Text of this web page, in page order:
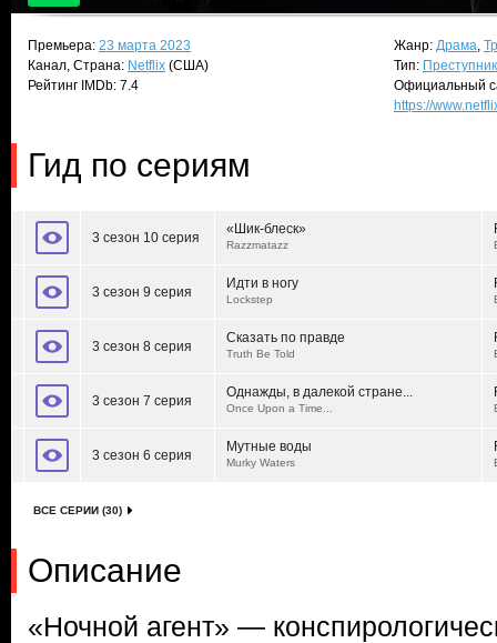
Премьера: 23 марта 2023
Канал, Страна: Netflix (США)
Рейтинг IMDb: 7.4
Жанр: Драма,
Тип:
Официальный
https://
Гид по сериям
3 сезон 10 серия
«Шик-блеск»
Razzmatazz
3 сезон 9 серия
Идти в ногу
Lockstep
3 сезон 8 серия
Сказать по правде
Truth Be Told
3 сезон 7 серия
Однажды, в далекой стране...
Once Upon a Time...
3 сезон 6 серия
Мутные воды
Murky Waters
ВСЕ СЕРИИ (30)
Описание
«Ночной агент» —